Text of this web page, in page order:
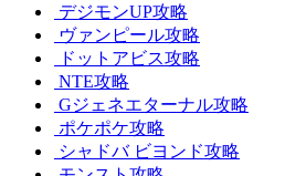
デジモンUP攻略
ヴァンピール攻略
ドットアビス攻略
NTE攻略
Gジェネエターナル攻略
ポケポケ攻略
シャドバ ビヨンド攻略